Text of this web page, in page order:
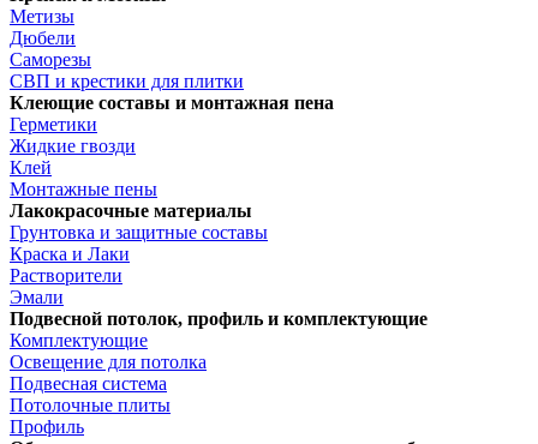
Метизы
Дюбели
Саморезы
СВП и крестики для плитки
Клеющие составы и монтажная пена
Герметики
Жидкие гвозди
Клей
Монтажные пены
Лакокрасочные материалы
Грунтовка и защитные составы
Краска и Лаки
Растворители
Эмали
Подвесной потолок, профиль и комплектующие
Комплектующие
Освещение для потолка
Подвесная система
Потолочные плиты
Профиль